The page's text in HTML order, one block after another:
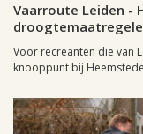
Vaarroute Leiden -
Voor recreanten die van
knooppunt bij